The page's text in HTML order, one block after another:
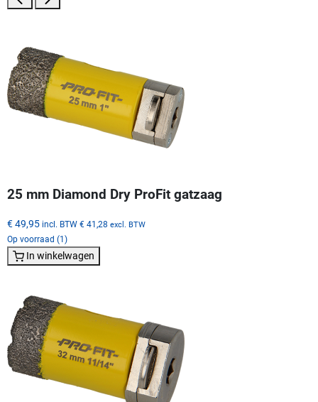
25 mm Diamond Dry ProFit gatzaag
€ 49,95 incl. BTW € 41,28 excl. BTW
Op voorraad (1)
In winkelwagen